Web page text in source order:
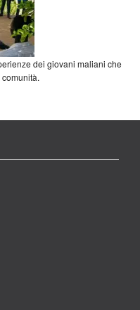
dei giovani maliani che